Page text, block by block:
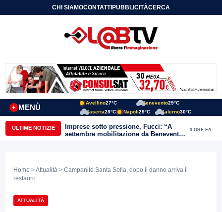
CHI SIAMOCONTATTIPUBBLICITÀCERCA
MENÙ
+
Avellino27°C Benevento29°C
Caserta28°C Napoli29°C Salerno30°C
ULTIME NOTIZIE
Imprese sotto pressione, Fucci: “A
settembre mobilitazione da Benevento
e Avellino”
3 ORE FA
Home >Attualità > Campanile Santa Sofia, dopo il danno arriva il
restauro
ATTUALITÀ